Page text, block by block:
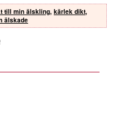
till min älskling, kärlek dikt,
älskade